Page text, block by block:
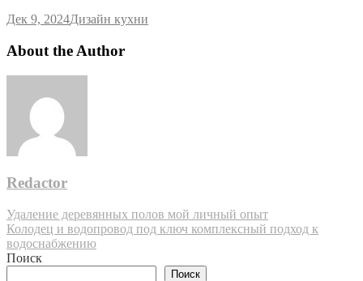
Дек 9, 2024Дизайн кухни
About the Author
Redactor
Навигация
по
записям
Удаление деревянных полов мой личный опыт
Колодец и водопровод под ключ комплексный подход к
водоснабжению
Поиск
Поиск